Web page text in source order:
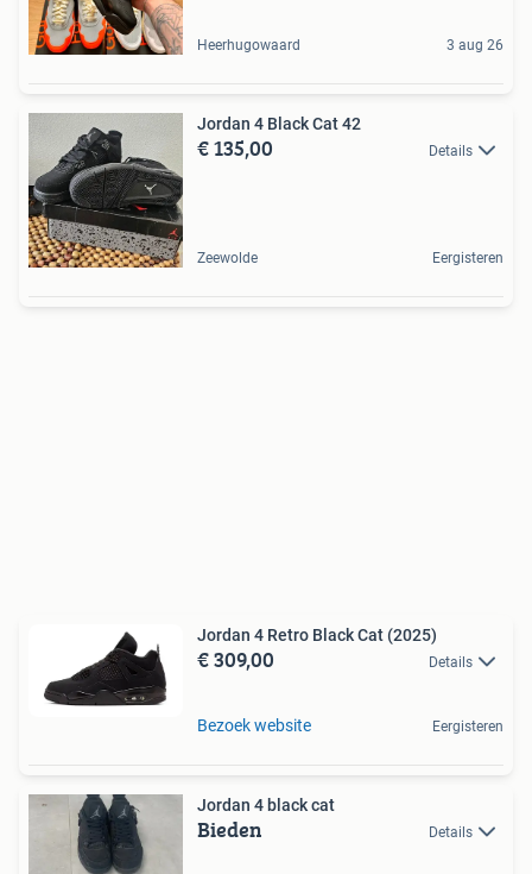
Heerhugowaard 3 aug 26
Jordan 4 Black Cat 42
€ 135,00 Details
Zeewolde Eergisteren
Jordan 4 Retro Black Cat (2025)
€ 309,00 Details
Bezoek website Eergisteren
Jordan 4 black cat
Bieden Details